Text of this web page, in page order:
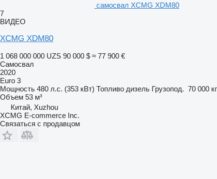
самосвал XCMG XDM80
7
ВИДЕО
XCMG XDM80
1 068 000 000 UZS 90 000 $ ≈ 77 900 €
Самосвал
2020
Euro 3
Мощность 480 л.с. (353 кВт) Топливо дизель Грузопод. 70 000 кг
Объем 53 м³
Китай, Xuzhou
XCMG E-commerce Inc.
Связаться с продавцом